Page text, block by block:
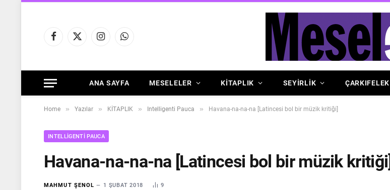
Facebook
X
InstagramWhatsApp
ANA SAYFA MESELELER KİTAPLIK SEYİRLİK ÇARKIFELEK
Home » Yazılar » KİTAPLIK » Intelligenti Pauca » Havana-na-na-na [Latincesi bol bir müzik kritiği]
INTELLIGENTI PAUCA
Havana-na-na-na [Latincesi bol bir müzik kritiği]
MAHMUT ŞENOL 1 ŞUBAT 2018 9